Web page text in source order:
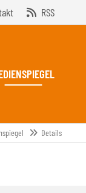
RSS
Details